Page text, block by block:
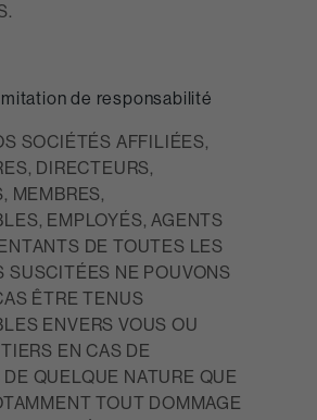
de responsabilité
SOCIÉTÉS AFFILIÉES,
DIRECTEURS,
MEMBRES,
EMPLOYÉS, AGENTS
DE TOUTES LES
SUSCITÉES NE POUVONS
ÊTRE TENUS
ENVERS VOUS OU
EN CAS DE
QUELQUE NATURE QUE
TOUT DOMMAGE